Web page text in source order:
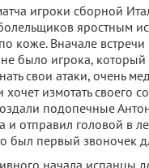
игроки сборной
яростным
коже. Вначале
было игрока,
свои атаки, очень
измотать своего
подопечные
и отправил головой в
был первый звоночек
начала испанцы